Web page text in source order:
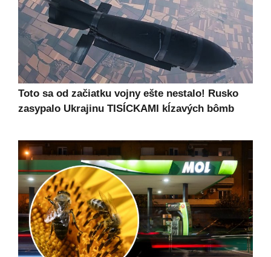
Toto sa od začiatku vojny ešte nestalo! Rusko
zasypalo Ukrajinu TISÍCKAMI kĺzavých bômb